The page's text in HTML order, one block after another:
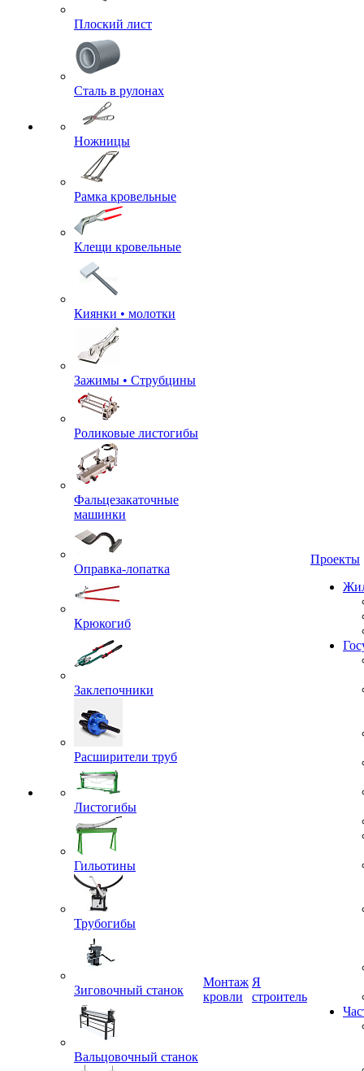
Плоский лист
Сталь в рулонах
Ножницы
Рамка кровельные
Клещи кровельные
Киянки • молотки
Зажимы • Струбцины
Роликовые листогибы
Фальцезакаточные
машинки
Оправка-лопатка
Крюкогиб
Заклепочники
Расширители труб
Листогибы
Гильотины
Трубогибы
Зиговочный станок
Вальцовочный станок
кровли
строитель